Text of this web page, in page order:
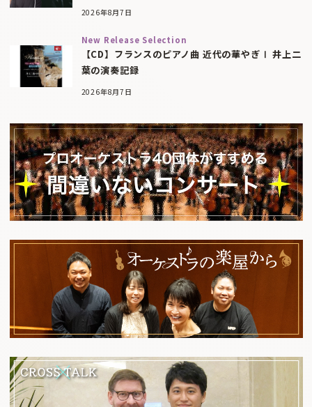
2026年8月7日
New Release Selection
【CD】フランスのピアノ曲 近代の華やぎⅠ 井上二
葉の演奏記録
2026年8月7日